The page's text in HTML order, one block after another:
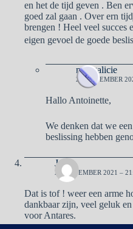
en het de tijd geven . Ben
goed zal gaan . Over ern
brengen ! Heel veel succes
eigen gevoel de goede
naargalicie
25 NOVEMBER
Hallo Antoinette,
We denken dat we
beslissing hebben
José
25 NOVEMBER 2021 –
Dat is tof ! weer een arme
dankbaar zijn, veel geluk
voor Antares.